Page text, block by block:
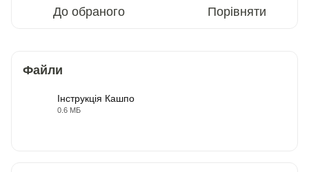
До обраного Порівняти
Файли
Інструкція Кашпо
0.6 МБ